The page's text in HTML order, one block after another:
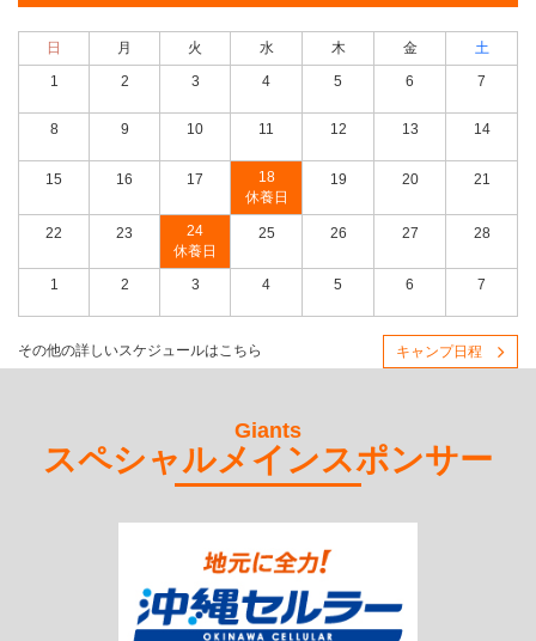
日 月 火 水 木 金
土
1
2 3 4 5 6 7
8 9 10 11 12 13 14
15 16 17
18
休養日
19 20 21
22 23
24
休養日
25 26 27 28
1 2 3 4 5 6 7
その他の詳しいスケジュールはこちら キャンプ日程
Giants
スペシャルメインスポンサー